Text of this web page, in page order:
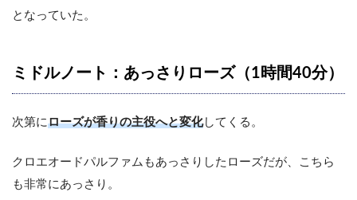
となっていた。
ミドルノート：あっさりローズ（1時間40分）
次第にローズが香りの主役へと変化してくる。
クロエオードパルファムもあっさりしたローズだが、こちら
も非常にあっさり。